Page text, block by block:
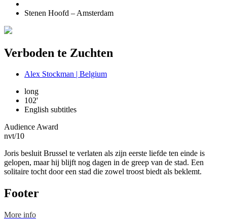
Stenen Hoofd – Amsterdam
Verboden te Zuchten
Alex Stockman | Belgium
long
102'
English subtitles
Audience Award
nvt/10
Joris besluit Brussel te verlaten als zijn eerste liefde ten einde is
gelopen, maar hij blijft nog dagen in de greep van de stad. Een
solitaire tocht door een stad die zowel troost biedt als beklemt.
Footer
More info